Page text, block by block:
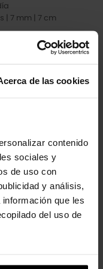
de las cookies
contenido
sociales y
de uso con
y análisis,
que les
del uso de
| 7 mm | 7 cm
se hunde.
normal.
este